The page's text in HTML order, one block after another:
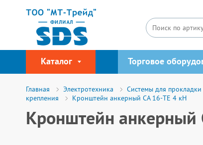
Каталог Торговое
Главная Электротехника Системы для прокладки
крепления
Кронштейн анкерный СА 16-TE 4 кН
Кронштейн анкерный